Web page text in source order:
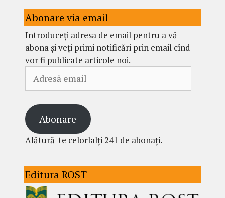
Abonare via email
Introduceți adresa de email pentru a vă
abona și veți primi notificări prin email cînd
vor fi publicate articole noi.
email
Abonare
Alătură-te celorlalți 241 de abonați.
Editura ROST